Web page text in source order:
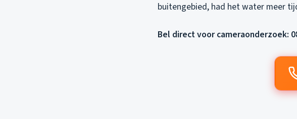
buitengebied, had het water meer
Bel direct voor cameraonderzoek: